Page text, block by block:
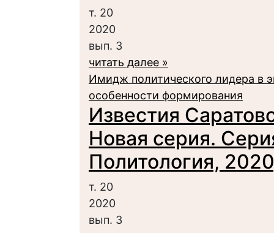
т. 20
2020
вып. 3
читать далее »
Имидж политического лидера в
особенности формирования
Известия
Новая серия.
Политология,
т. 20
2020
вып. 3